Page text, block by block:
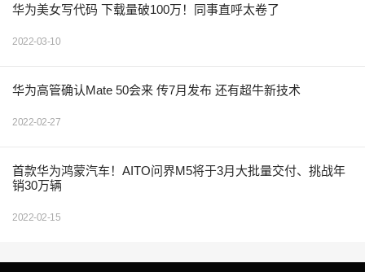
华为美女写代码 下载量破100万！同事直呼太卷了
2022-03-10
华为高管确认Mate 50会来 传7月发布 还有超牛新技术
2022-02-27
首款华为鸿蒙汽车！AITO问界M5将于3月大批量交付、挑战年
销30万辆
2022-02-15